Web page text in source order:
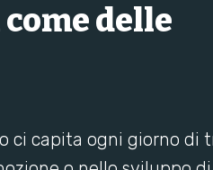
delle
ci capita ogni giorno di